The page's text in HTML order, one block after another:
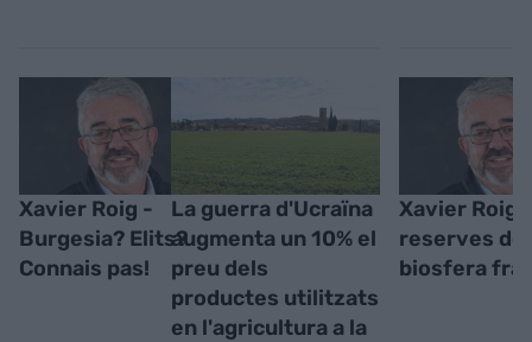
Xavier Roig -
Burgesia? Elits?
Connais pas!
La guerra d'Ucraïna
augmenta un 10% el
preu dels
productes utilitzats
en l'agricultura a la
Xavier Roig
reserves de
biosfera